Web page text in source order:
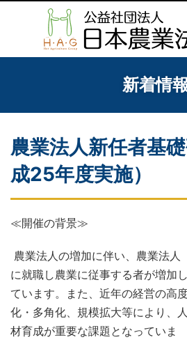
新着情
農業法人新任者基
成25年度実施）
≪開催の背景≫
農業法人の増加に伴い、農業法人
に就職し農業に従事する者が増加し
ています。また、近年の経営の高
化・多角化、規模拡大等により、人
材育成が重要な課題となっていま